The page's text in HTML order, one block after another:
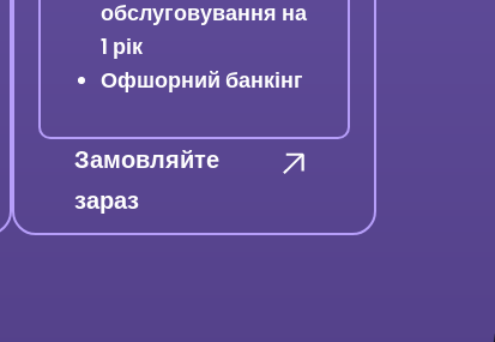
обслуговування на
1 рік
Офшорний банкінг
Замовляйте
зараз